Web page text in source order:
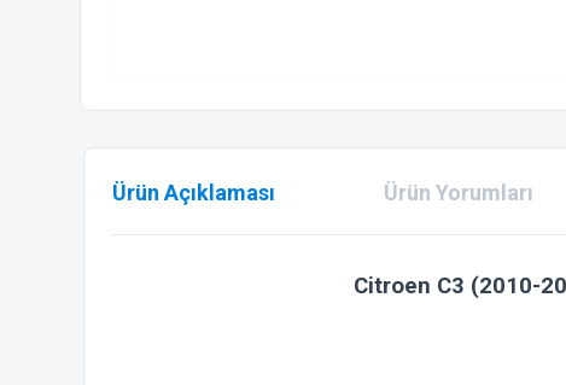
Ürün Açıklaması Ürün Yorumları
Citroen C3 (2010-